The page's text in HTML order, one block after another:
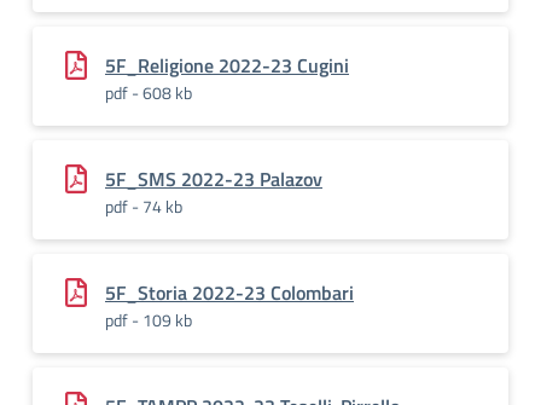
5F_Religione 2022-23 Cugini
pdf - 608 kb
5F_SMS 2022-23 Palazov
pdf - 74 kb
5F_Storia 2022-23 Colombari
pdf - 109 kb